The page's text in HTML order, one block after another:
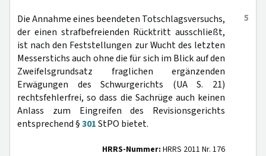
5
Die Annahme eines beendeten Totschlagsversuchs,
der einen strafbefreienden Rücktritt ausschließt,
ist nach den Feststellungen zur Wucht des letzten
Messerstichs auch ohne die für sich im Blick auf den
Zweifelsgrundsatz fraglichen ergänzenden
Erwägungen des Schwurgerichts (UA S. 21)
rechtsfehlerfrei, so dass die Sachrüge auch keinen
Anlass zum Eingreifen des Revisionsgerichts
entsprechend §301StPO bietet.
HRRS-Nummer: HRRS 2011 Nr. 176